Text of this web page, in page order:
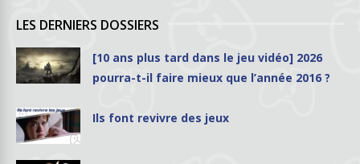
LES DERNIERS DOSSIERS
[10 ans plus tard dans le jeu vidéo] 2026
pourra-t-il faire mieux que l’année 2016 ?
Ils font revivre des jeux